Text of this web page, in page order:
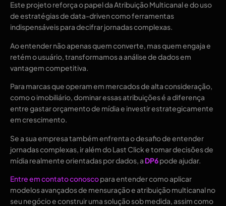
Este projeto reforça o papel da Atribuição Multicanal e do uso
de estratégias de data-driven como ferramentas
indispensáveis ​​para decifrar jornadas complexas.
Ao entender não apenas quem converte, mas quem engaja e
retém o usuário, transformamos a análise de dados em
vantagem competitiva.
Para marcas que operam em mercados de alta consideração,
como o imobiliário, dominar essas atribuições é a diferença
entre gastar orçamento de mídia e investir estrategicamente
em crescimento.
Se a sua empresa também enfrenta o desafio de entender
jornadas complexas, ir além do Last Click e tomar decisões de
mídia realmente orientadas por dados, a DP6pode ajudar.
Entre em contato conoscopara entender como aplicar
modelos avançados de mensuração e atribuição multicanal no
seu negócio e construir uma solução sob medida, assim como